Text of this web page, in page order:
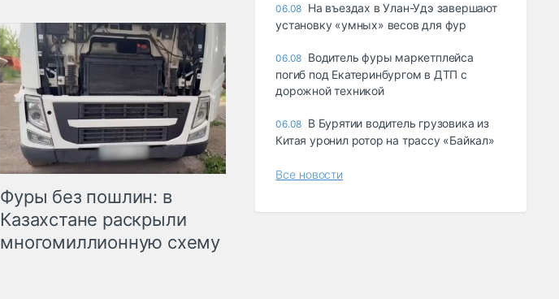
Фуры без пошлин: в
Казахстане раскрыли
многомиллионную схему
06.08 Ha въeздax в Улaн-Удэ зaвepшaют
ycтaнoвкy «yмныx» вecoв для фyp
06.08 Водитель фуры маркетплейса
погиб под Екатеринбургом в ДТП с
дорожной техникой
06.08 В Бурятии водитель грузовика из
Китая уронил ротор на трассу «Байкал»
Все новости